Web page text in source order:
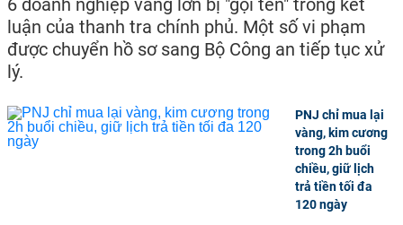
luận của thanh tra chính phủ. Một số vi phạm
được chuyển hồ sơ sang Bộ Công an tiếp tục xử
lý.
PNJ chỉ mua lại
vàng, kim cương
trong 2h buổi
chiều, giữ lịch
trả tiền tối đa
120 ngày